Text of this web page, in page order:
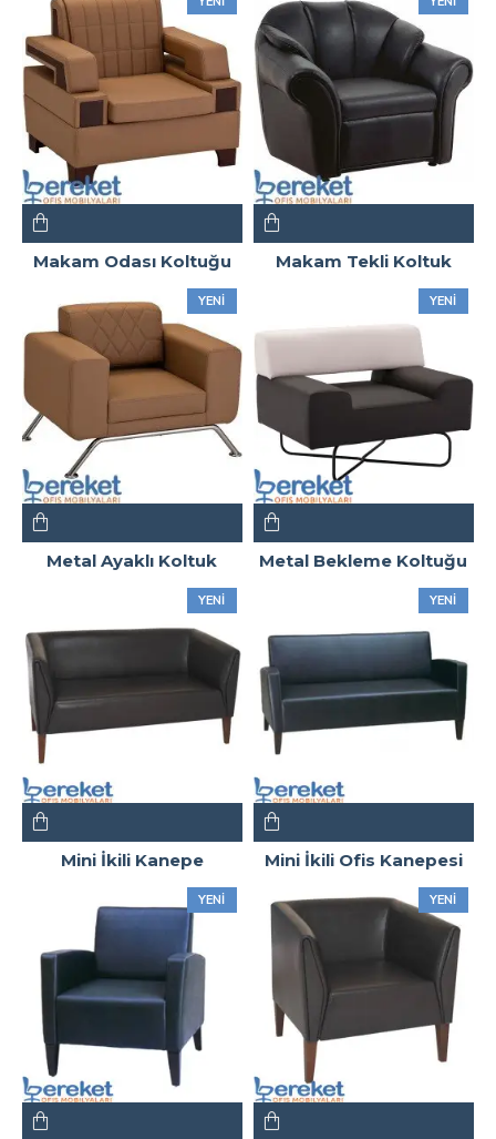
Makam Odası Koltuğu Makam Tekli Koltuk
YENI
Metal Ayaklı Koltuk
YENI
Metal Bekleme Koltuğu
YENI
Mini İkili Kanepe
YENI
Mini İkili Ofis Kanepesi
YENI YENI